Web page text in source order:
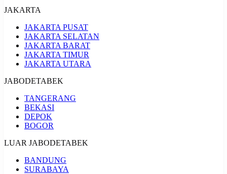
JAKARTA
JAKARTA PUSAT
JAKARTA SELATAN
JAKARTA BARAT
JAKARTA TIMUR
JAKARTA UTARA
JABODETABEK
TANGERANG
BEKASI
DEPOK
BOGOR
LUAR JABODETABEK
BANDUNG
SURABAYA